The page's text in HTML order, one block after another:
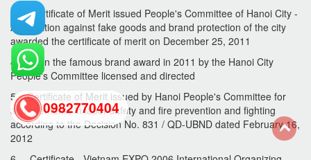
3. Certificate of Merit issued People's Committee of Hanoi City -
Association against fake goods and brand protection of the city
awarded the certificate of merit on December 25, 2011
4. Won the famous brand award in 2011 by the Hanoi City
People's Committee licensed and directed
5. Certificate of Merit issued by Hanoi People's Committee for
achievements in labor safety and fire prevention and fighting
according to the Decision No. 831 / QD-UBND dated February 16,
2012
0982770404